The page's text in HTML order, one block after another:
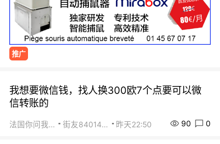
推广
我想要微信钱，找人换300欧7个点要可以微
信转账的
法国你问我答 街友84014588 昨天22:50 90 0